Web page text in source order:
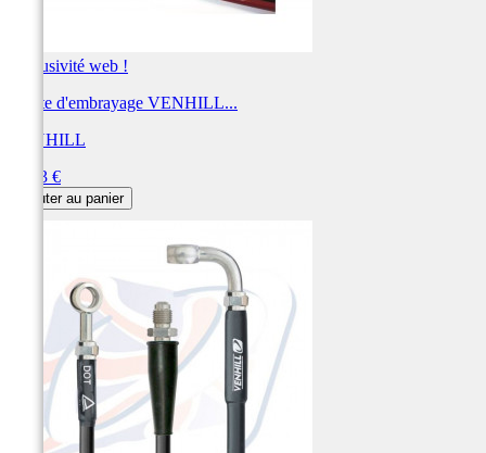
Exclusivité web !
Durite d'embrayage VENHILL...
VENHILL
59,83 €
Ajouter au panier